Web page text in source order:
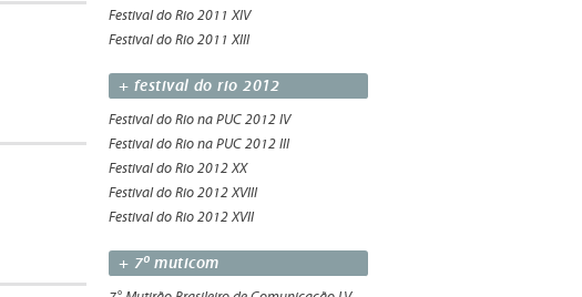
Festival do Rio 2011 XIV
Festival do Rio 2011 XIII
+ festival do rio 2012
Festival do Rio na PUC 2012 IV
Festival do Rio na PUC 2012 III
Festival do Rio 2012 XX
Festival do Rio 2012 XVIII
Festival do Rio 2012 XVII
+ 7º muticom